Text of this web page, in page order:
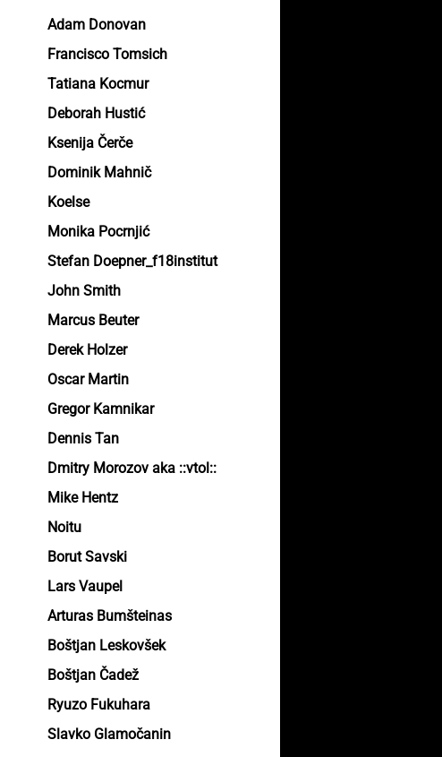
Adam Donovan
Francisco Tomsich
Tatiana Kocmur
Deborah Hustić
Ksenija Čerče
Dominik Mahnič
Koelse
Monika Pocrnjić
Stefan Doepner_f18institut
John Smith
Marcus Beuter
Derek Holzer
Oscar Martin
Gregor Kamnikar
Dennis Tan
Dmitry Morozov aka ::vtol::
Mike Hentz
Noitu
Borut Savski
Lars Vaupel
Arturas Bumšteinas
Boštjan Leskovšek
Boštjan Čadež
Ryuzo Fukuhara
Slavko Glamočanin